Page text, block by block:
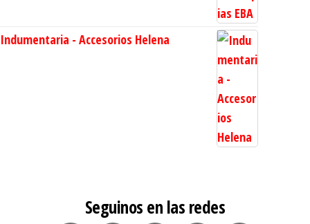
Indumentaria - Accesorios Helena
Seguinos en las redes